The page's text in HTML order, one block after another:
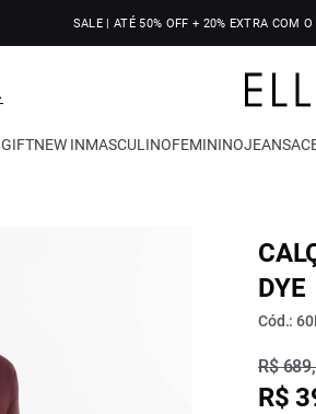
SALE | ATÉ 50% OFF + 20% EXTRA COM O
GIFTNEW INMASCULINOFEMININOJEANS
DYE
Cód.:
R$
R$